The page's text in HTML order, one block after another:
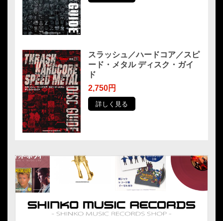
スラッシュ／ハードコア／スピ
ード・メタル ディスク・ガイ
ド
2,750円
詳しく見る